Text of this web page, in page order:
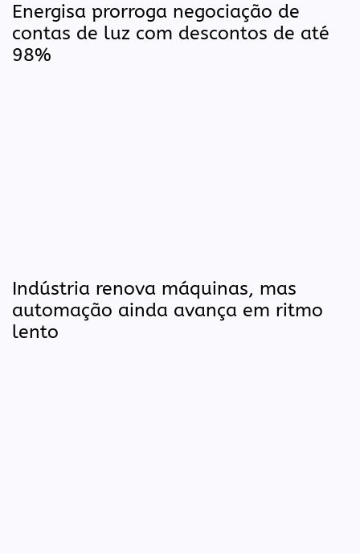
Energisa prorroga negociação de
contas de luz com descontos de até
98%
Indústria renova máquinas, mas
automação ainda avança em ritmo
lento